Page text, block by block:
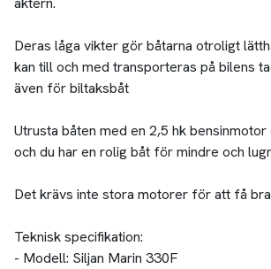
Deras låga vikter gör båtarna otroligt
kan till och med transporteras på bilens
även för biltaksbåt
Utrusta båten med en 2,5 hk
och du har en rolig båt för mindre och
Det krävs inte stora motorer för att få
Teknisk specifikation:
- Modell: Siljan Marin 330F